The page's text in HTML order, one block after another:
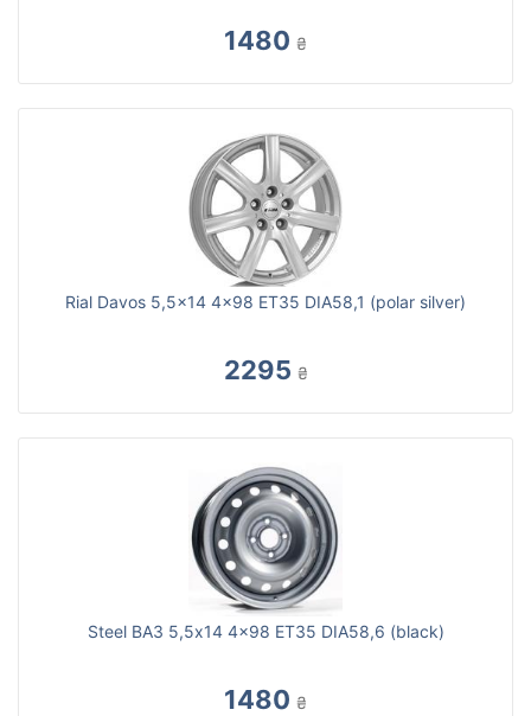
1480 ₴
Rial Davos 5,5x14 4x98 ET35 DIA58,1 (polar silver)
2295 ₴
Steel ВАЗ 5,5x14 4x98 ET35 DIA58,6 (black)
1480 ₴